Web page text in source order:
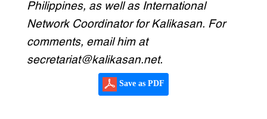
Philippines, as well as International
Network Coordinator for Kalikasan. For
comments, email him at
secretariat@kalikasan.net.
Save as PDF